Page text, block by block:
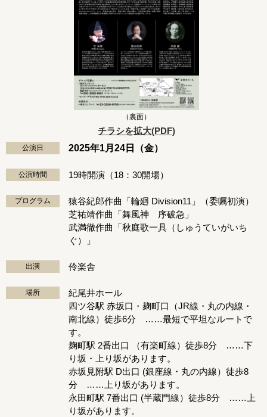
（裏面）
チラシを拡大(PDF)
公演日 2025年1月24日（金）
公演時間 19時開演（18：30開場）
プログラム
猿谷紀郎作曲「輪廻 Division11」（委嘱初演）
芝祐靖作曲「舞風神 序破急」
武満徹作曲「秋庭歌一具（しゅうていがいち
ぐ）」
出演 伶楽舎
場所
紀尾井ホール
四ツ谷駅 赤坂口・麹町口（JR線・丸の内線・
南北線）徒歩6分 ……最短で平坦なルートで
す。
麹町駅 2番出口 （有楽町線）徒歩8分 ……下
り坂・上り坂があります。
赤坂見附駅 D出口 (銀座線・丸の内線）徒歩8
分 ……上り坂があります。
永田町駅 7番出口 (半蔵門線）徒歩8分 ……上
り坂があります。